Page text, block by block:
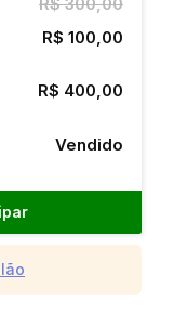
R$ 100,00
R$ 400,00
Vendido